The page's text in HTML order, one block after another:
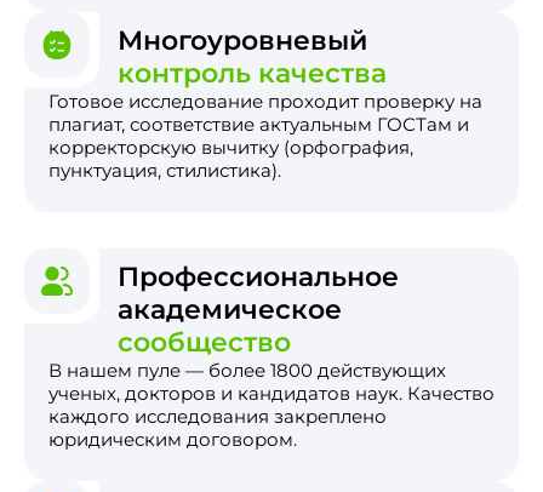
Многоуровневый
контроль качества
Готовое исследование проходит проверку на
плагиат, соответствие актуальным ГОСТам и
корректорскую вычитку (орфография,
пунктуация, стилистика).
Профессиональное
академическое
сообщество
В нашем пуле — более 1800 действующих
ученых, докторов и кандидатов наук. Качество
каждого исследования закреплено
юридическим договором.